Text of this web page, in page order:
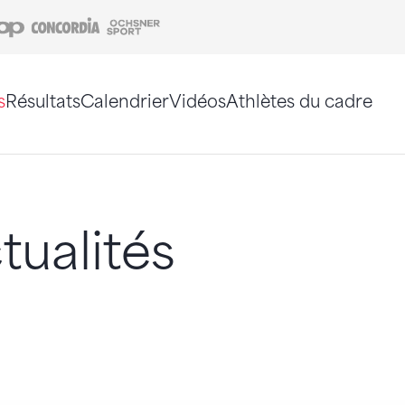
Coop Concordia
RésultatsCalendrierVidéosAthlètes du cadre